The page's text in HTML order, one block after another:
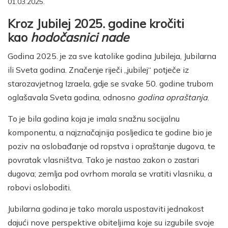
Kroz Jubilej 2025. godine kročiti
kao hodočasnici nade
Godina 2025. je za sve katolike godina Jubileja, Jubilarna
ili Sveta godina. Značenje riječi „jubilej“ potječe iz
starozavjetnog Izraela, gdje se svake 50. godine trubom
oglašavala Sveta godina, odnosno godina opraštanja.
To je bila godina koja je imala snažnu socijalnu
komponentu, a najznačajnija posljedica te godine bio je
poziv na oslobađanje od ropstva i opraštanje dugova, te
povratak vlasništva. Tako je nastao zakon o zastari
dugova; zemlja pod ovrhom morala se vratiti vlasniku, a
robovi osloboditi.
Jubilarna godina je tako morala uspostaviti jednakost
dajući nove perspektive obiteljima koje su izgubile svoje